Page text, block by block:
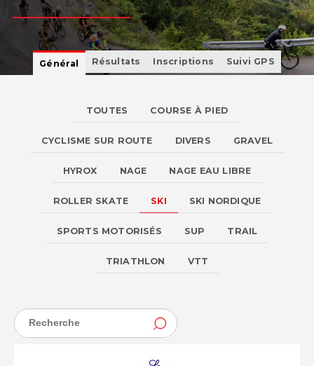
Général Résultats Inscriptions Suivi GPS
TOUTES COURSE À PIED
CYCLISME SUR ROUTE DIVERS GRAVEL
HYROX NAGE NAGE EAU LIBRE
ROLLER SKATE SKI SKI NORDIQUE
SPORTS MOTORISÉS SUP TRAIL
TRIATHLON VTT